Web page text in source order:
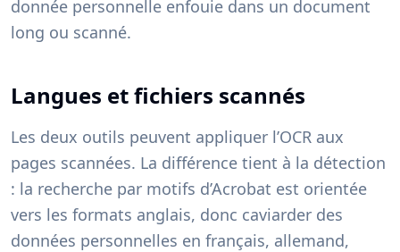
donnée personnelle enfouie dans un document
long ou scanné.
Langues et fichiers scannés
Les deux outils peuvent appliquer l’OCR aux
pages scannées. La différence tient à la détection
: la recherche par motifs d’Acrobat est orientée
vers les formats anglais, donc caviarder des
données personnelles en français, allemand,